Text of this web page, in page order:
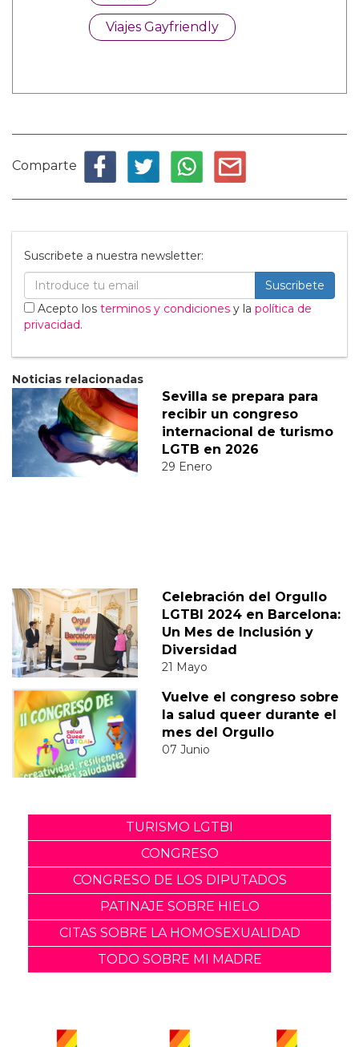
Viajes Gayfriendly
Comparte
Suscribete a nuestra newsletter:
Suscribete
Acepto los terminos y condiciones y la política de
privacidad.
Noticias relacionadas
Sevilla se prepara para
recibir un congreso
internacional de turismo
LGTB en 2026
29 Enero
Celebración del Orgullo
LGTBI 2024 en Barcelona:
Un Mes de Inclusión y
Diversidad
21 Mayo
Vuelve el congreso sobre
la salud queer durante el
mes del Orgullo
07 Junio
TURISMO LGTBI
CONGRESO
CONGRESO DE LOS DIPUTADOS
PATINAJE SOBRE HIELO
CITAS SOBRE LA HOMOSEXUALIDAD
TODO SOBRE MI MADRE